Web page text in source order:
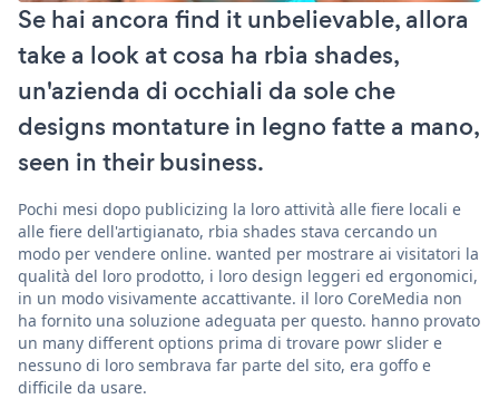
Se hai ancora find it unbelievable, allora
take a look at cosa ha rbia shades,
un'azienda di occhiali da sole che
designs montature in legno fatte a mano,
seen in their business.
Pochi mesi dopo publicizing la loro attività alle fiere locali e
alle fiere dell'artigianato, rbia shades stava cercando un
modo per vendere online. wanted per mostrare ai visitatori la
qualità del loro prodotto, i loro design leggeri ed ergonomici,
in un modo visivamente accattivante. il loro CoreMedia non
ha fornito una soluzione adeguata per questo. hanno provato
un many different options prima di trovare powr slider e
nessuno di loro sembrava far parte del sito, era goffo e
difficile da usare.